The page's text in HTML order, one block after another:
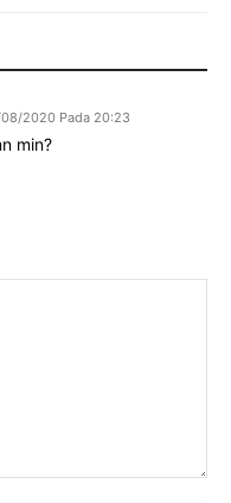
2020 Pada 20:23
min?